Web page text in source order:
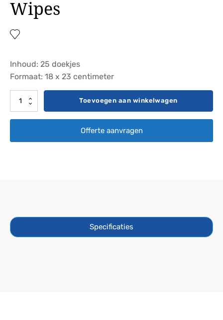
Wipes
Inhoud: 25 doekjes
Formaat: 18 x 23 centimeter
Leisure
Time
Toevoegen aan winkelwagen
Offerte aanvragen
Specificaties